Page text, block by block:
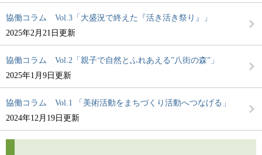
協働コラム Vol.3「大盛況で終えた『活き活き祭り』」
2025年2月21日更新
協働コラム Vol.2「親子で自然とふれあえる”八街の森”」
2025年1月9日更新
協働コラム Vol.1 「美術活動をまちづくり活動へつなげる」
2024年12月19日更新